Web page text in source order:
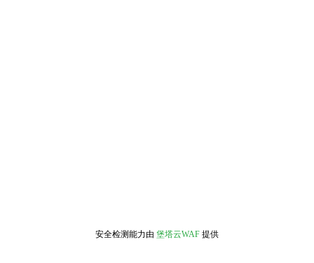
安全检测能力由 堡塔云WAF 提供